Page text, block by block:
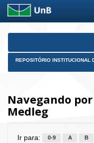
Skip
REPOSITÓRIO INSTITUCIONAL
Navegando
Medleg
Ir para: 0-9 A B